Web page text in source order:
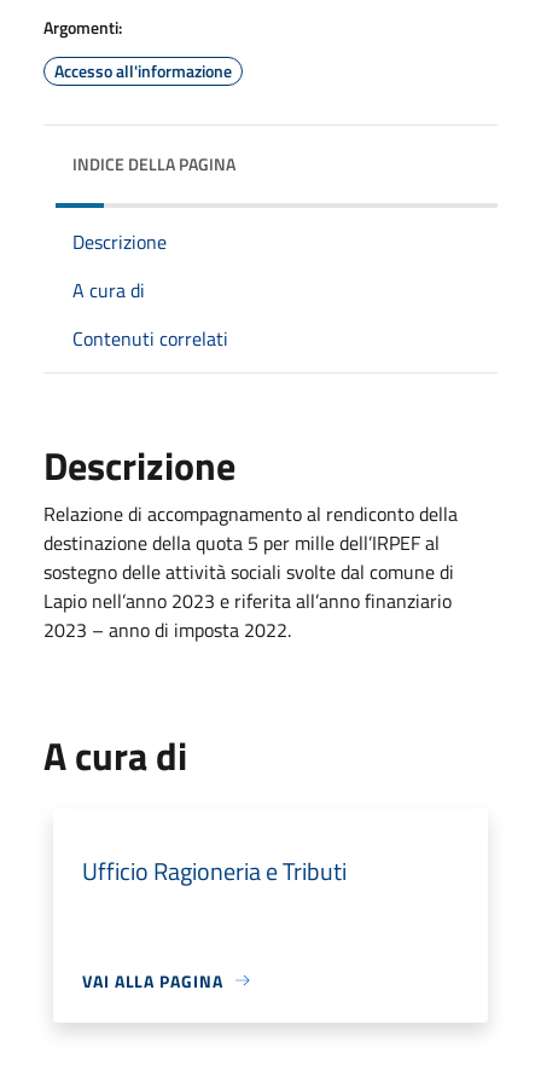
Argomenti:
Accesso all'informazione
INDICE DELLA PAGINA
Descrizione
A cura di
Contenuti correlati
Descrizione
Relazione di accompagnamento al rendiconto della
destinazione della quota 5 per mille dell’IRPEF al
sostegno delle attività sociali svolte dal comune di
Lapio nell’anno 2023 e riferita all’anno finanziario
2023 – anno di imposta 2022.
A cura di
Ufficio Ragioneria e Tributi
VAI ALLA PAGINA